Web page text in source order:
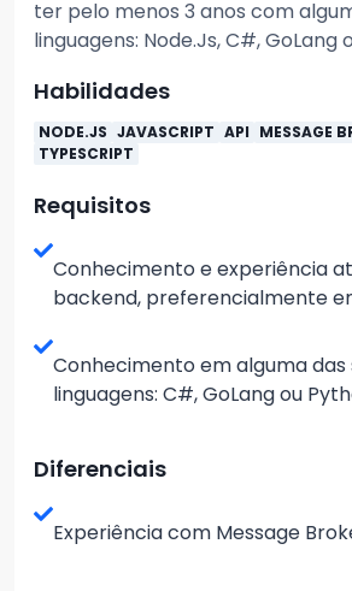
ter pelo menos 3 anos com
linguagens: Node.Js, C#, GoLang
Habilidades
NODE.JS JAVASCRIPT API MESSAGE
TYPESCRIPT
Requisitos
Conhecimento e experiência
backend, preferencialmente
Conhecimento em alguma das
linguagens: C#, GoLang ou
Diferenciais
Experiência com Message